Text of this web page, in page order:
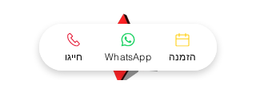
חייגו WhatsApp הזמנה